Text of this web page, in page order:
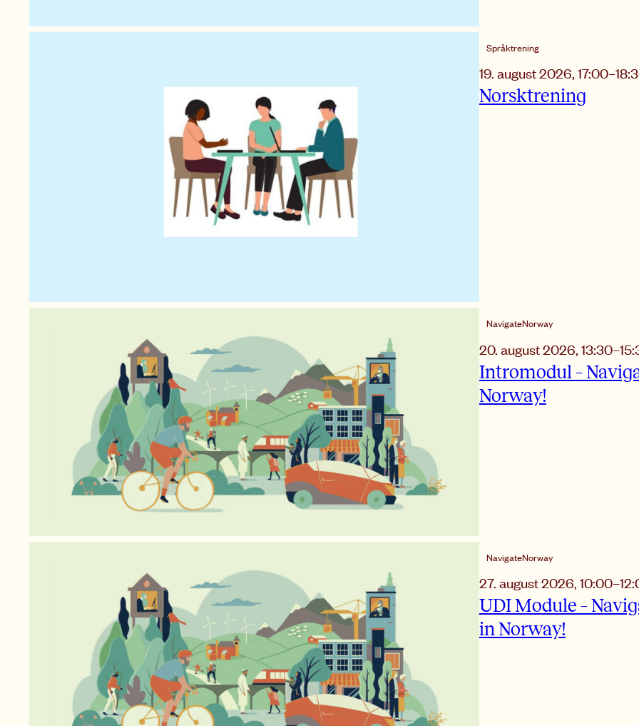
Språktrening
19. august 2026,17:00–
Norsktrening
NavigateNorway
20. august 2026,13:30–
Intromodul –
Norway!
NavigateNorway
27. august 2026,10:00–
UDI Module –
in Norway!